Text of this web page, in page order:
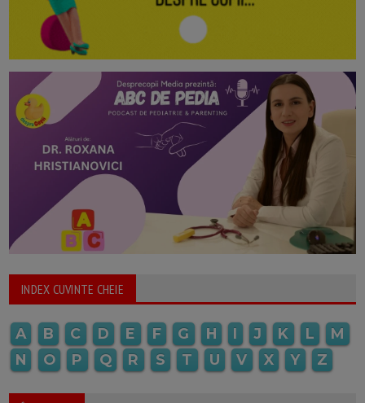
INDEX CUVINTE CHEIE
A B C D E F G H I J K L
M
N
O P Q R S T U V X Y Z